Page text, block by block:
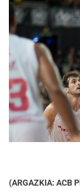
(ARGAZKIA: ACB